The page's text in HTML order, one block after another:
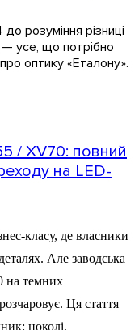
розуміння різниці
усе, що потрібно
оптику «Еталону».
/ XV70: повний
на LED-
класу, де власники
Але заводська
на темних
Ця стаття
цоколі,